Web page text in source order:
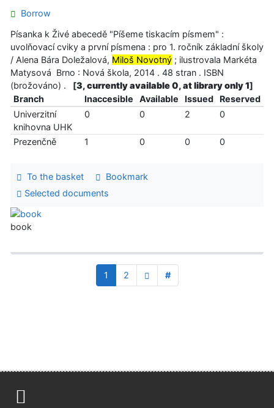
Borrow
Písanka k Živé abecedě "Píšeme tiskacím písmem" :
uvolňovací cviky a první písmena : pro 1. ročník základní školy
/ Alena Bára Doležalová, Miloš Novotný ; ilustrovala Markéta
Matysová Brno : Nová škola, 2014 . 48 stran . ISBN
(brožováno) .
[3, currently available 0, at library only 1]
Branch
Inaccesible Available Issued
Reserved
Univerzitní
knihovna UHK
0 0 2 0
Prezenčně 1 0 0 0
To the basket
Bookmark
Selected documents
book
1 2 #